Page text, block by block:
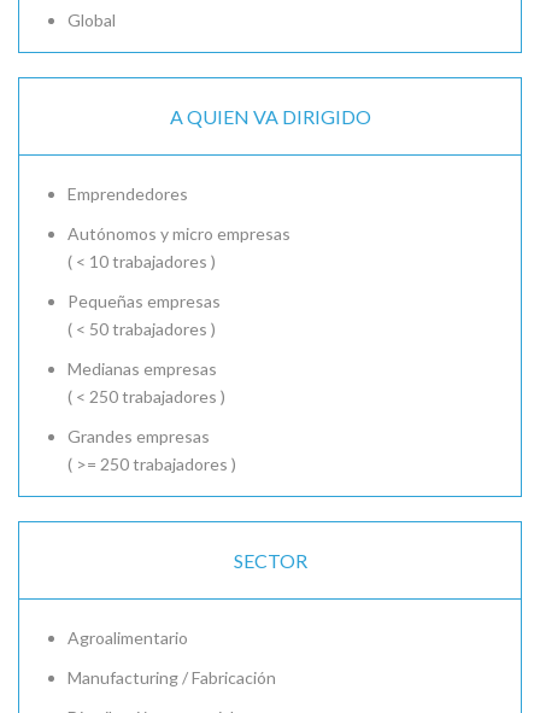
Global
A QUIEN VA DIRIGIDO
Emprendedores
Autónomos y micro empresas
( < 10 trabajadores )
Pequeñas empresas
( < 50 trabajadores )
Medianas empresas
( < 250 trabajadores )
Grandes empresas
( >= 250 trabajadores )
SECTOR
Agroalimentario
Manufacturing / Fabricación